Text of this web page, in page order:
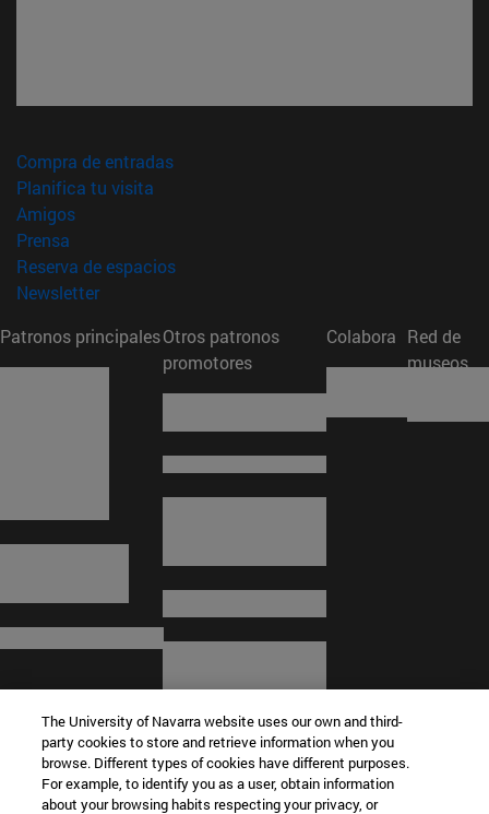
Compra de entradas(abre en nueva ventana)
Planifica tu visita
Amigos(abre en nueva ventana)
Prensa
Reserva de espacios(abre en nueva ventana)
Newsletter(abre en nueva ventana)
Patronos principalesOtros patronos
promotores
Colabora Red de
museos
The University of Navarra website uses our own and third-
party cookies to store and retrieve information when you
browse. Different types of cookies have different purposes.
For example, to identify you as a user, obtain information
about your browsing habits respecting your privacy, or